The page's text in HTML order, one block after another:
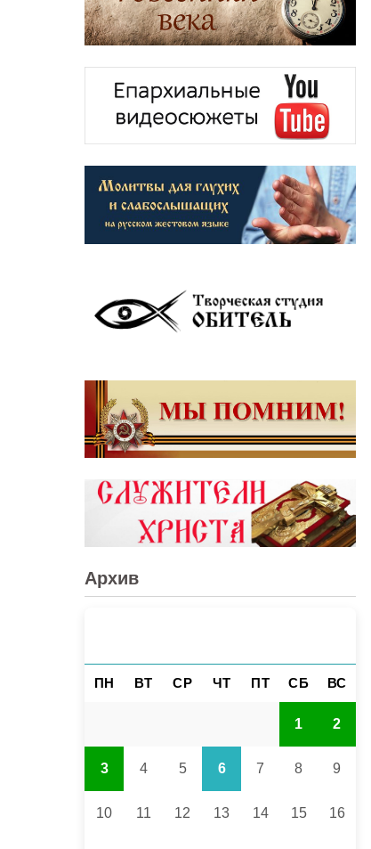
Архив
ПН ВТ СР ЧТ ПТ СБ ВС
1 2
3 4 5 6 7 8 9
10 11 12 13 14 15 16